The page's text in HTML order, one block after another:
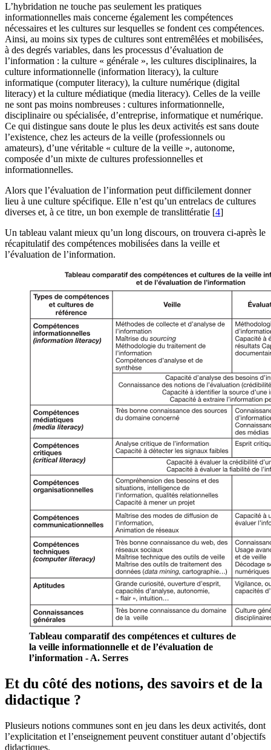
L’hybridation ne touche pas seulement les pratiques
informationnelles mais concerne également les compétences
nécessaires et les cultures sur lesquelles se fondent ces compétences.
Ainsi, au moins six types de cultures sont entremêlées et mobilisées,
à des degrés variables, dans les processus d’évaluation de
l’information : la culture « générale », les cultures disciplinaires, la
culture informationnelle (information literacy), la culture
informatique (computer literacy), la culture numérique (digital
literacy) et la culture médiatique (media literacy). Celles de la veille
ne sont pas moins nombreuses : cultures informationnelle,
disciplinaire ou spécialisée, d’entreprise, informatique et numérique.
Ce qui distingue sans doute le plus les deux activités est sans doute
l’existence, chez les acteurs de la veille (professionnels ou
amateurs), d’une véritable « culture de la veille », autonome,
composée d’un mixte de cultures professionnelles et
informationnelles.
Alors que l’évaluation de l’information peut difficilement donner
lieu à une culture spécifique. Elle n’est qu’un entrelacs de cultures
diverses et, à ce titre, un bon exemple de translittératie [4]
Un tableau valant mieux qu’un long discours, on trouvera ci-après le
récapitulatif des compétences mobilisées dans la veille et
l’évaluation de l’information.
Tableau comparatif des compétences et cultures de
la veille informationnelle et de l’évaluation de
l’information - A. Serres
Et du côté des notions, des savoirs et de la
didactique ?
Plusieurs notions communes sont en jeu dans les deux activités, dont
l’explicitation et l’enseignement peuvent constituer autant d’objectifs
didactiques.